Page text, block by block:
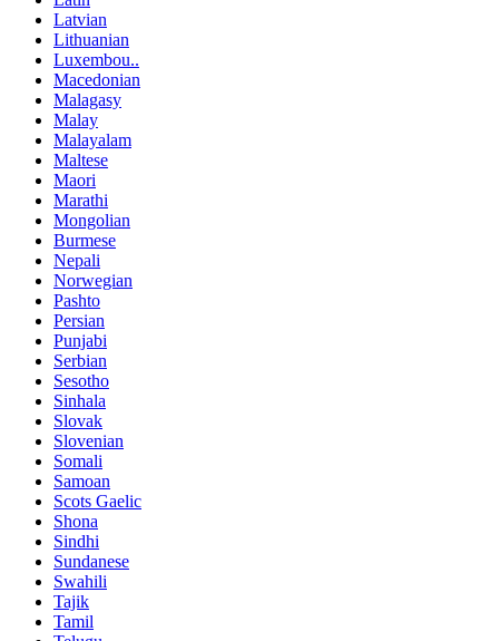
Latvian
Lithuanian
Luxembou..
Macedonian
Malagasy
Malay
Malayalam
Maltese
Maori
Marathi
Mongolian
Burmese
Nepali
Norwegian
Pashto
Persian
Punjabi
Serbian
Sesotho
Sinhala
Slovak
Slovenian
Somali
Samoan
Scots Gaelic
Shona
Sindhi
Sundanese
Swahili
Tajik
Tamil